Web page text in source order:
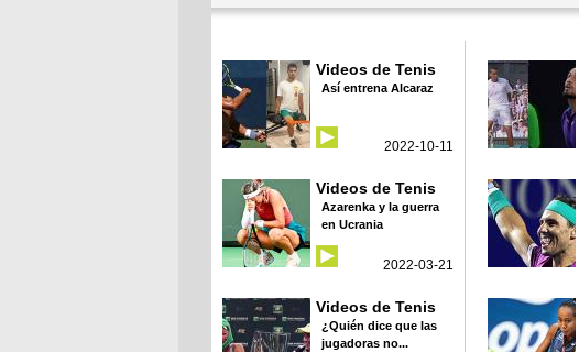
Videos de Tenis
Así entrena Alcaraz
2022-10-11
Videos de Tenis
Azarenka y la guerra
en Ucrania
2022-03-21
Videos de Tenis
¿Quién dice que las
jugadoras no...